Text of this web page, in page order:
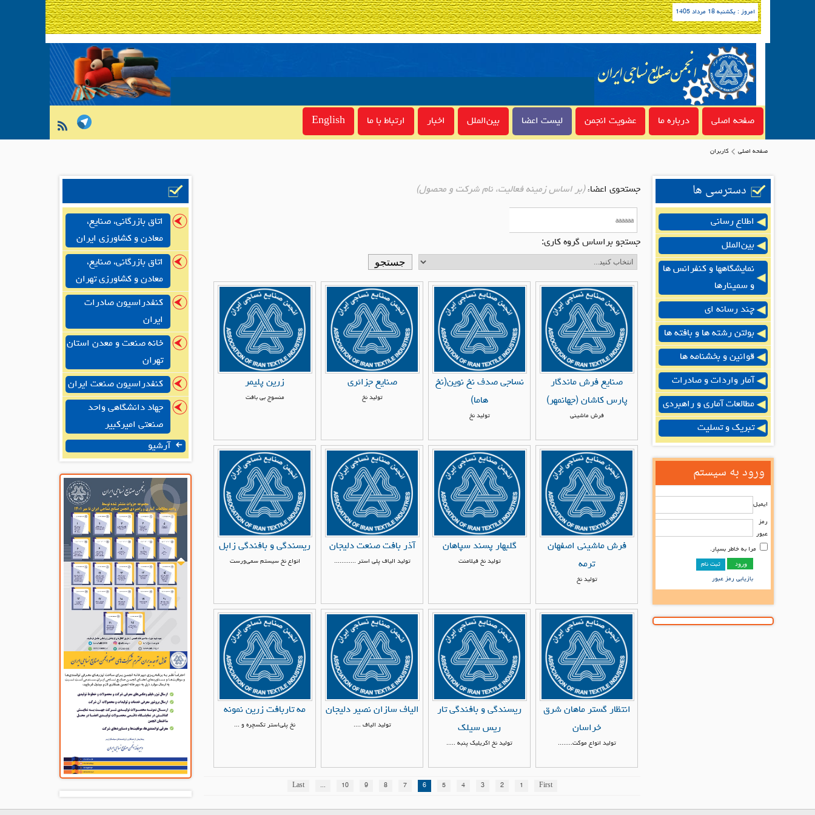
امروز : یکشنبه 18 مرداد 1405
صفحه اصلی درباره ما عضویت انجمن لیست اعضا بین‌الملل اخبار ارتباط با ما English
صفحه اصلی کاربران
دسترسی ها
اطلاع رسانی
بین‌الملل
نمایشگاهها و کنفرانس ها
و سمینارها
چند رسانه ای
بولتن رشته ها و بافته ها
قوانین و بخشنامه ها
آمار واردات و صادرات
مطالعات آماری و راهبردی
تبریک و تسلیت
ورود به سیستم
ایمیل
رمز
عبور
مرا به خاطر بسپار.
ثبت نام
بازیابی رمز عبور
جستحوی اعضاء(بر اساس زمینه فعالیت، نام شرکت و محصول)
جستجو براساس گروه کاری:
صنایع فرش ماندگار
پارس کاشان (جهانمهر)
فرش ماشینی
نساجی صدف نخ نوین(نخ
هاما)
تولید نخ
صنایع جزائری
تولید نخ
زرین پلیمر
منسوج بی بافت
فرش ماشینی اصفهان
ترمه
تولید نخ
گلبهار پسند سپاهان
تولید نخ فیلامنت
آذر بافت صنعت دلیجان
تولید الیاف پلی استر ............
ریسندگی و بافندگی زابل
انواع نخ سیستم سمی‌ورست
انتظار گستر ماهان شرق
خراسان
تولید انواع موکت........
ریسندگی و بافندگی تار
ریس سیلک
تولید نخ اکریلیک پنبه .....
الیاف سازان نصیر دلیجان
تولید الیاف ....
مه تاربافت زرین نمونه
نخ پلی‌استر تکسچره و ...
First
1
2
3
4
5
6
7
8
9
10
...
Last
اتاق بازرگانی، صنایع،
معادن و کشاورزی ایران
اتاق بازرگانی، صنایع،
معادن و کشاورزی تهران
کنفدراسیون صادرات
ایران
خانه صنعت و معدن استان
تهران
کنفدراسیون صنعت ایران
جهاد دانشگاهی واحد
صنعتی امیرکبیر
آرشیو